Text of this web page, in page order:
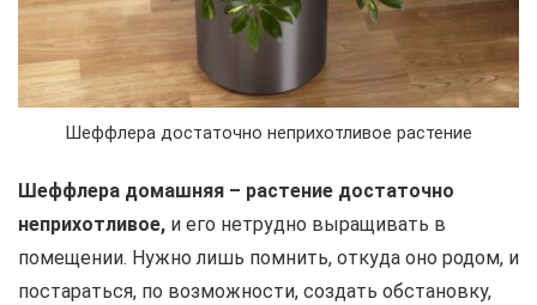
Шеффлера достаточно неприхотливое растение
Шеффлера домашняя – растение достаточно
неприхотливое, и его нетрудно выращивать в
помещении. Нужно лишь помнить, откуда оно родом, и
постараться, по возможности, создать обстановку,